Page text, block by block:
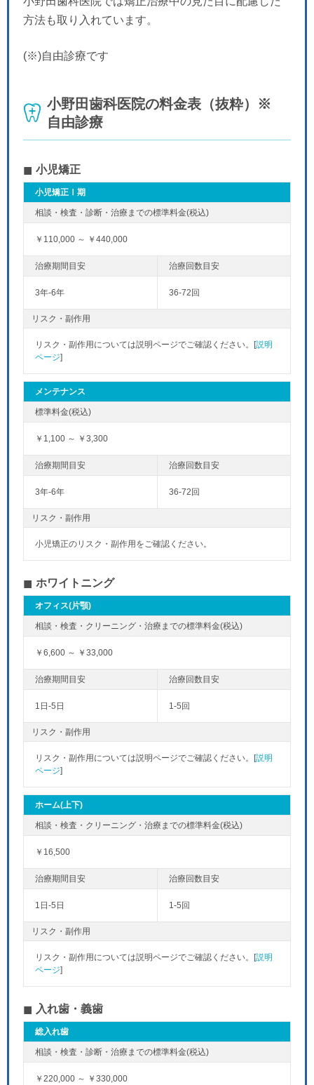
方法も取り入れています。
(※)自由診療です
小野田歯科医院の料金表（抜粋）※
自由診療
小児矯正
小児矯正Ⅰ期
￥110,000 ～ ￥440,000
3年-6年 36-72回
リスク・副作用
リスク・副作用については説明ページでご確認ください。[説明
ページ]
メンテナンス
￥1,100 ～ ￥3,300
3年-6年 36-72回
リスク・副作用
小児矯正のリスク・副作用をご確認ください。
ホワイトニング
オフィス(片顎)
￥6,600 ～ ￥33,000
1日-5日 1-5回
リスク・副作用
リスク・副作用については説明ページでご確認ください。[説明
ページ]
ホーム(上下)
￥16,500
1日-5日 1-5回
リスク・副作用
リスク・副作用については説明ページでご確認ください。[説明
ページ]
入れ歯・義歯
総入れ歯
￥220,000 ～ ￥330,000